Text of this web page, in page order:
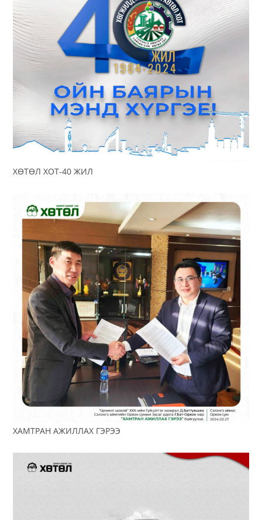
ХӨТӨЛ ХОТ-40 ЖИЛ
ХАМТРАН АЖИЛЛАХ ГЭРЭЭ